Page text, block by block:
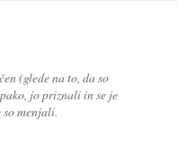
(glede na to, da so
jo priznali in se je
menjali.